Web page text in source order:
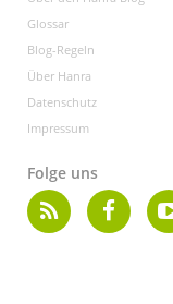
Glossar
Blog-Regeln
Über Hanra
Datenschutz
Impressum
Folge uns